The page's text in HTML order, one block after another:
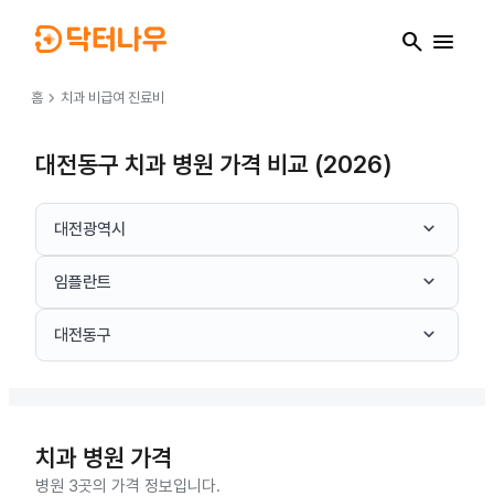
search menu
홈 chevron_right 치과 비급여 진료비
대전동구 치과 병원 가격 비교 (2026)
대전광역시 keyboard_arrow_down
임플란트 keyboard_arrow_down
대전동구 keyboard_arrow_down
치과 병원 가격
병원 3곳의 가격 정보입니다.